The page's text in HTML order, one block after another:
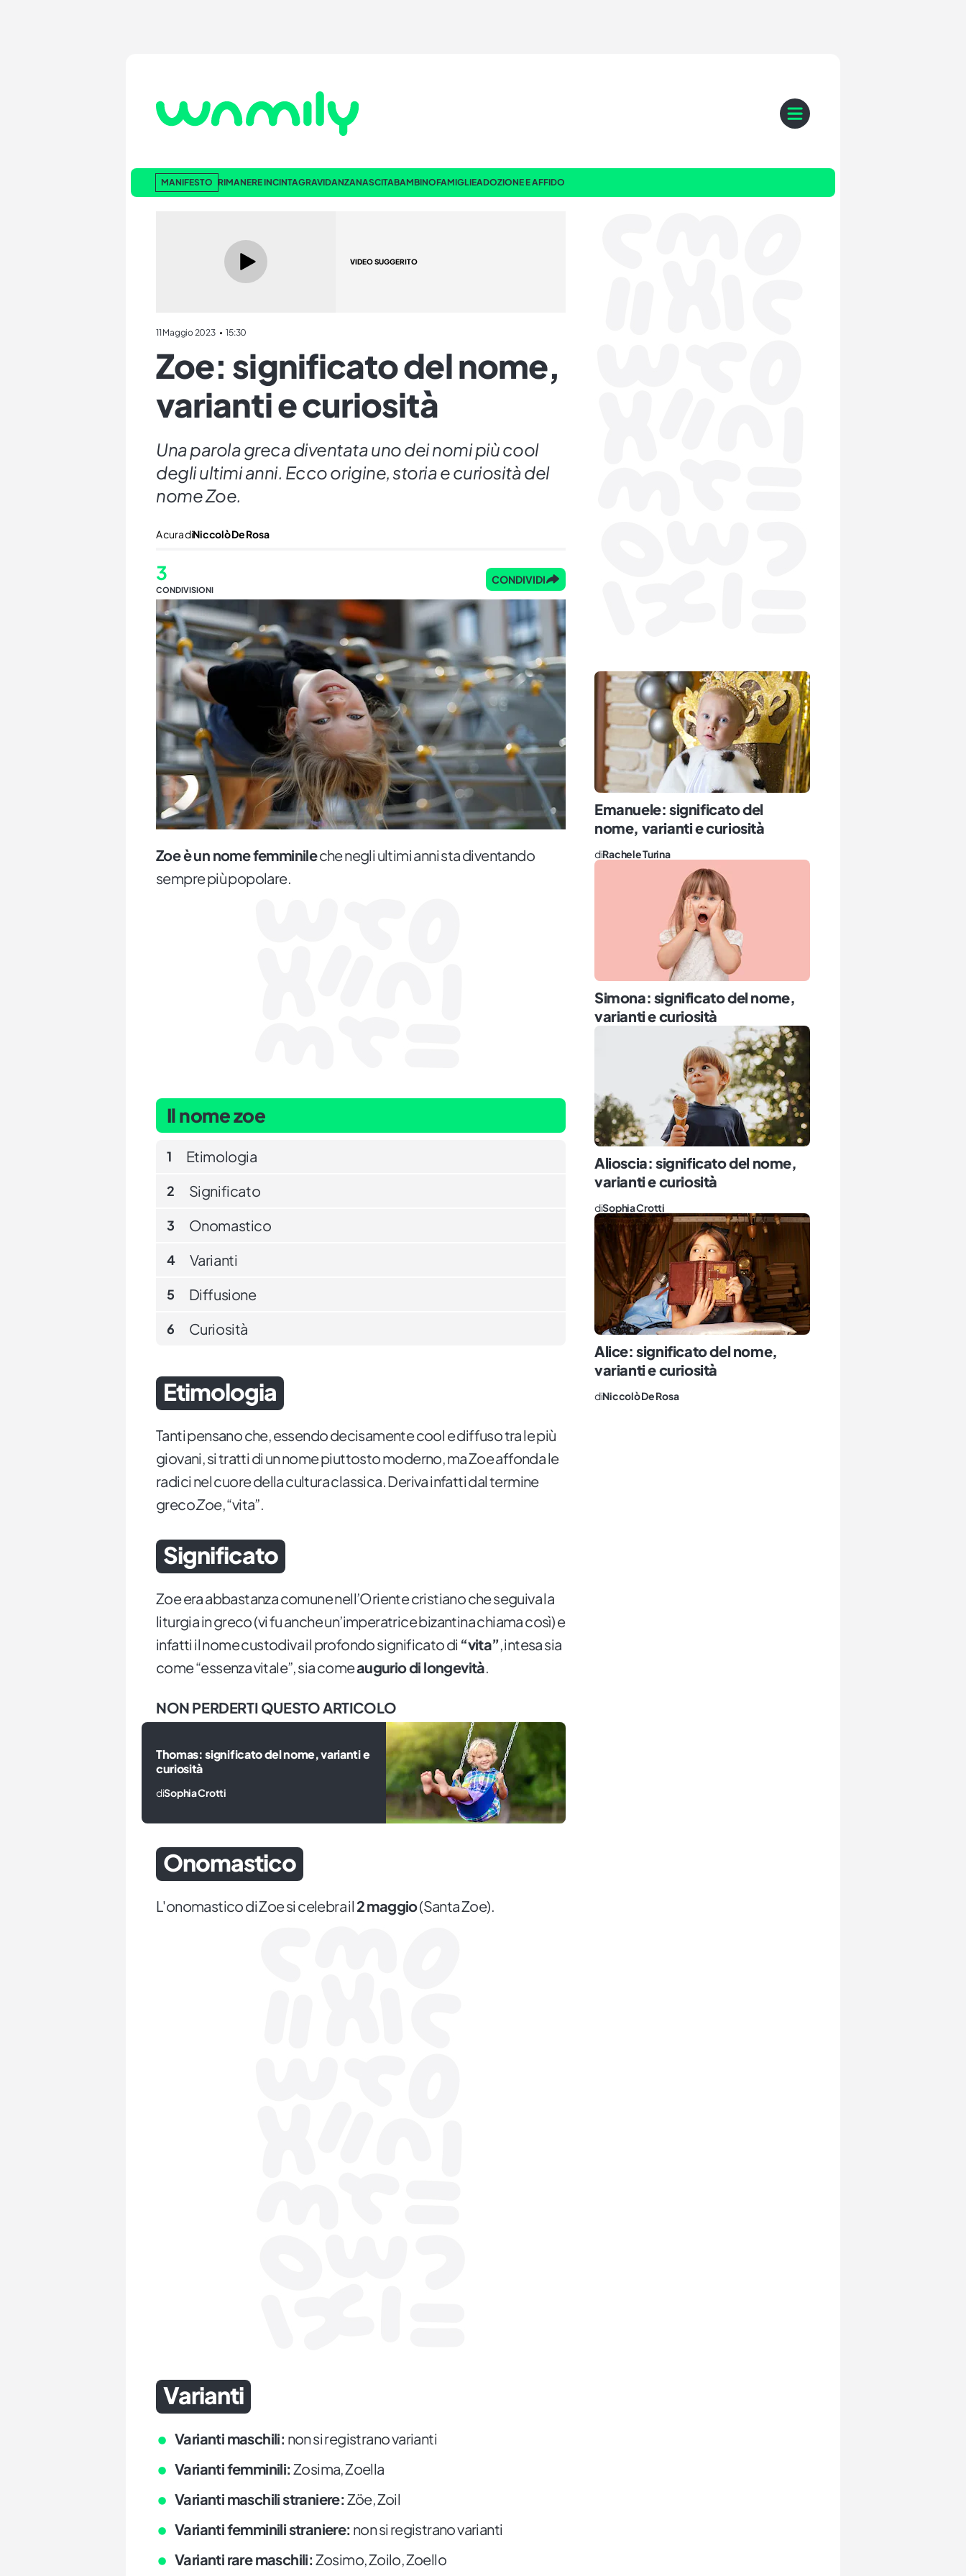
MANIFESTO RIMANERE INCINTAGRAVIDANZANASCITABAMBINOFAMIGLIEADOZIONE E AFFIDO
VIDEO SUGGERITO
11 Maggio 2023 15:30
Zoe: significato del nome,
varianti e curiosità
Una parola greca diventata uno dei nomi più cool
degli ultimi anni. Ecco origine, storia e curiosità del
nome Zoe.
A cura diNiccolò De Rosa
3
CONDIVISIONI
CONDIVIDI
Zoe è un nome femminileche negli ultimi anni sta diventando
sempre più popolare.
Il nome zoe
1 Etimologia
2 Significato
3 Onomastico
4 Varianti
5 Diffusione
6 Curiosità
Etimologia
Tanti pensano che, essendo decisamente cool e diffuso tra le più
giovani, si tratti di un nome piuttosto moderno, ma Zoe affonda le
radici nel cuore della cultura classica. Deriva infatti dal termine
grecoZoe, “vita”.
Significato
Zoe era abbastanza comune nell’Oriente cristiano che seguiva la
liturgia in greco (vi fu anche un’imperatrice bizantina chiama così) e
infatti il nome custodiva il profondo significato di “vita”, intesa sia
come “essenza vitale”, sia comeaugurio di longevità.
NON PERDERTI QUESTO ARTICOLO
Thomas: significato del nome, varianti e
curiosità
diSophia Crotti
Onomastico
L'onomastico di Zoe si celebra il 2 maggio(Santa Zoe).
Varianti
Varianti maschili: non si registrano varianti
Varianti femminili: Zosima, Zoella
Varianti maschili straniere: Zöe, Zoil
Varianti femminili straniere: non si registrano varianti
Varianti rare maschili: Zosimo, Zoilo, Zoello
Emanuele: significato del
nome, varianti e curiosità
diRachele Turina
Simona: significato del nome,
varianti e curiosità
Alioscia: significato del nome,
varianti e curiosità
diSophia Crotti
Alice: significato del nome,
varianti e curiosità
diNiccolò De Rosa